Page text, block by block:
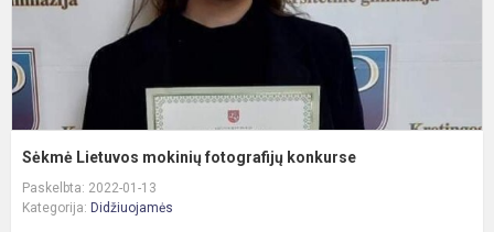
Sėkmė Lietuvos mokinių fotografijų konkurse
Paskelbta: 2022-01-13
Kategorija: Didžiuojamės